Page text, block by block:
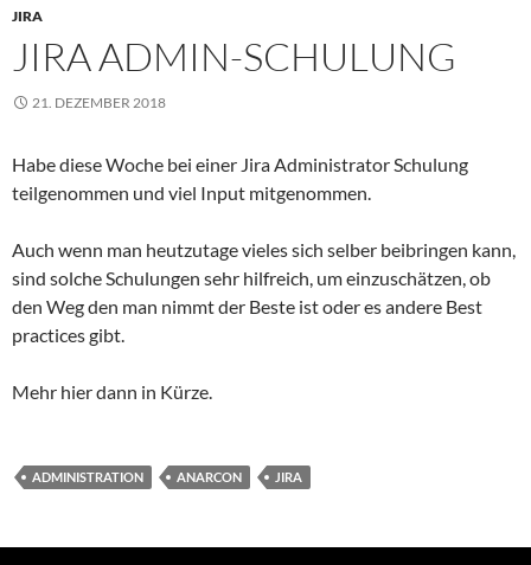
JIRA
JIRA ADMIN-SCHULUNG
21. DEZEMBER 2018
Habe diese Woche bei einer Jira Administrator Schulung
teilgenommen und viel Input mitgenommen.
Auch wenn man heutzutage vieles sich selber beibringen kann,
sind solche Schulungen sehr hilfreich, um einzuschätzen, ob
den Weg den man nimmt der Beste ist oder es andere Best
practices gibt.
Mehr hier dann in Kürze.
ADMINISTRATION ANARCON JIRA